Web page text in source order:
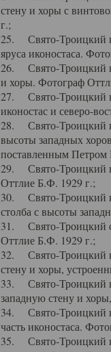
стену и хоры с
г.;
25. Свято-Троицкий
яруса иконостаса.
26. Свято-Троицкий
и хоры. Фотограф
27. Свято-Троицкий
иконостас и северо-
28. Свято-Троицкий
высоты западных
поставленным
29. Свято-Троицкий
Оттлие Б.Ф. 1929 г.;
30. Свято-Троицкий
столба с высоты
31. Свято-Троицкий
Оттлие Б.Ф. 1929 г.;
32. Свято-Троицкий
стену и хоры,
33. Свято-Троицкий
западную стену и
34. Свято-Троицкий
часть иконостаса.
35. Свято-Троицкий